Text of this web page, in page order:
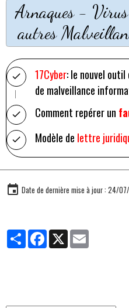
Arnaques -
autres
17Cyber: le nouvel
de malveillance
Comment repérer un
Modèle de lettre
Date de dernière mise à jour : 24/
PartagerFacebook
X